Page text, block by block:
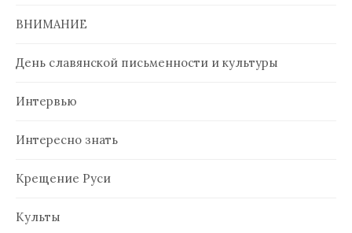
ВНИМАНИЕ
День славянской письменности и культуры
Интервью
Интересно знать
Крещение Руси
Культы